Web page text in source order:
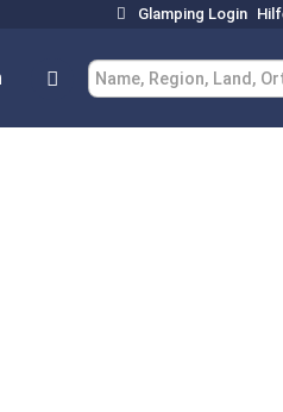
Glamping Login